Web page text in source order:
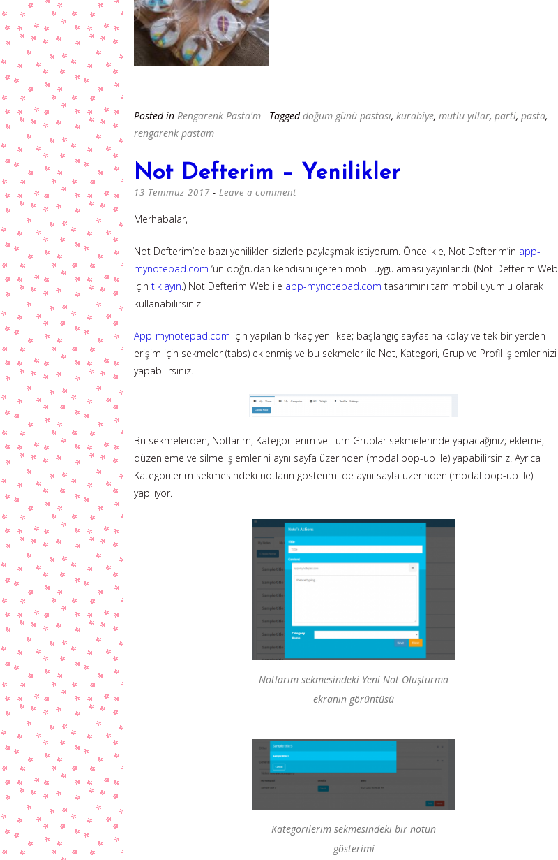
Posted in Rengarenk Pasta'm - Taggeddoğum günü pastası, kurabiye, mutlu yıllar, parti, pasta,
rengarenk pastam
Not Defterim – Yenilikler
13 Temmuz 2017 Leave a comment
Merhabalar,
Not Defterim’de bazı yenilikleri sizlerle paylaşmak istiyorum. Öncelikle, Not Defterim’in app-
mynotepad.com ‘un doğrudan kendisini içeren mobil uygulaması yayınlandı. (Not Defterim Web
için tıklayın.) Not Defterim Web ile app-mynotepad.com tasarımını tam mobil uyumlu olarak
kullanabilirsiniz.
App-mynotepad.com için yapılan birkaç yenilikse; başlangıç sayfasına kolay ve tek bir yerden
erişim için sekmeler (tabs) eklenmiş ve bu sekmeler ile Not, Kategori, Grup ve Profil işlemlerinizi
yapabilirsiniz.
Bu sekmelerden, Notlarım, Kategorilerim ve Tüm Gruplar sekmelerinde yapacağınız; ekleme,
düzenleme ve silme işlemlerini aynı sayfa üzerinden (modal pop-up ile) yapabilirsiniz. Ayrıca
Kategorilerim sekmesindeki notların gösterimi de aynı sayfa üzerinden (modal pop-up ile)
yapılıyor.
Notlarım sekmesindeki Yeni Not Oluşturma
ekranın görüntüsü
Kategorilerim sekmesindeki bir notun
gösterimi